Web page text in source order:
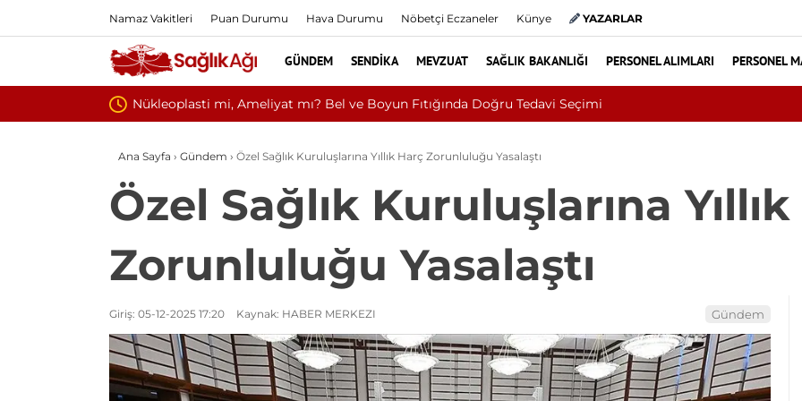
Namaz Vakitleri Puan Durumu Hava Durumu Nöbetçi Eczaneler Künye YAZARLAR
GÜNDEM SENDIKA MEVZUAT SAĞLIK BAKANLIĞI PERSONEL ALIMLARI PERSONEL
Kültür ve Turizm Bakanlığı Uludağ Alan Başkanlığı 11 Sürekli İşçi Alımı Duyuruldu
Ana Sayfa › Gündem › Özel Sağlık Kuruluşlarına Yıllık Harç Zorunluluğu Yasalaştı
Özel Sağlık Kuruluşlarına
Zorunluluğu Yasalaştı
Giriş: 05-12-2025 17:20 Kaynak: HABER MERKEZI Gündem